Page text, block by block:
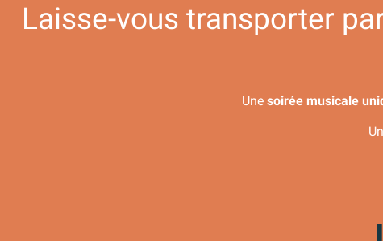
Laisse-vous transporter
Une soirée musicale